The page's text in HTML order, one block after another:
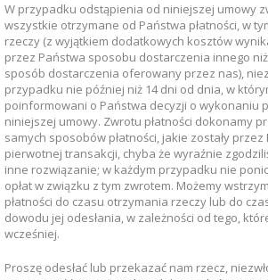
W przypadku odstąpienia od niniejszej umowy
wszystkie otrzymane od Państwa płatności, w
rzeczy (z wyjątkiem dodatkowych kosztów
przez Państwa sposobu dostarczenia innego
sposób dostarczenia oferowany przez nas),
przypadku nie później niż 14 dni od dnia, w
poinformowani o Państwa decyzji o wykonaniu
niniejszej umowy. Zwrotu płatności dokonamy
samych sposobów płatności, jakie zostały
pierwotnej transakcji, chyba że wyraźnie
inne rozwiązanie; w każdym przypadku nie
opłat w związku z tym zwrotem. Możemy
płatności do czasu otrzymania rzeczy lub do
dowodu jej odesłania, w zależności od tego,
wcześniej.
Proszę odesłać lub przekazać nam rzecz,